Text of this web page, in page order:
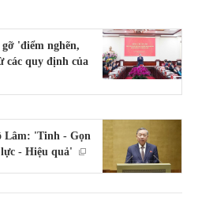
'điểm nghẽn,
các quy định của
Lâm: 'Tinh - Gọn
- Hiệu quả'